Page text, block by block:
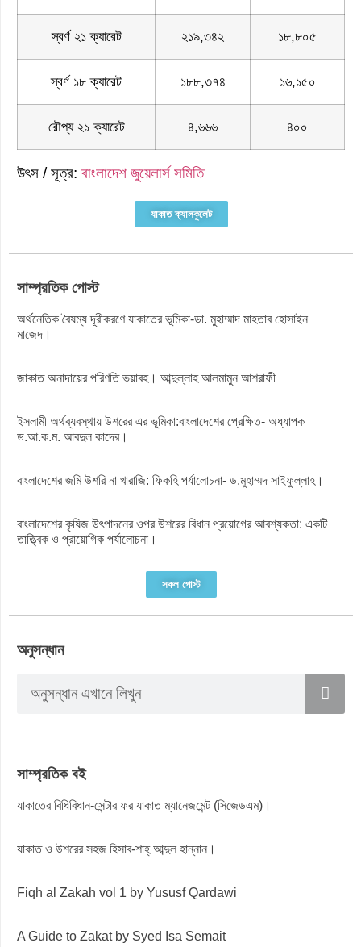
স্বর্ণ ২১ ক্যারেট ২১৯,৩৪২ ১৮,৮০৫
স্বর্ণ ১৮ ক্যারেট ১৮৮,৩৭৪ ১৬,১৫০
রৌপ্য ২১ ক্যারেট ৪,৬৬৬ ৪০০
উৎস / সূত্র: বাংলাদেশ জুয়েলার্স সমিতি
যাকাত ক্যালকুলেট
সাম্প্রতিক পোস্ট
অর্থনৈতিক বৈষম্য দূরীকরণে যাকাতের ভূমিকা-ডা. মুহাম্মাদ মাহতাব হোসাইন
মাজেদ।
জাকাত অনাদায়ের পরিণতি ভয়াবহ। আব্দুল্লাহ আলমামুন আশরাফী
ইসলামী অর্থব্যবস্থায় উশরের এর ভূমিকা:বাংলাদেশের প্রেক্ষিত- অধ্যাপক
ড.আ.ক.ম. আবদুল কাদের।
বাংলাদেশের জমি উশরি না খারাজি: ফিকহি পর্যালোচনা- ড.মুহাম্মদ সাইফুল্লাহ।
বাংলাদেশের কৃষিজ উৎপাদনের ওপর উশরের বিধান প্রয়োগের আবশ্যকতা: একটি
তাত্ত্বিক ও প্রায়োগিক পর্যালোচনা।
সকল পোস্ট
অনুসন্ধান
সাম্প্রতিক বই
যাকাতের বিধিবিধান-সেন্টার ফর যাকাত ম্যানেজমেন্ট (সিজেডএম)।
যাকাত ও উশরের সহজ হিসাব-শাহ্ আব্দুল হান্নান।
Fiqh al Zakah vol 1 by Yususf Qardawi
A Guide to Zakat by Syed Isa Semait